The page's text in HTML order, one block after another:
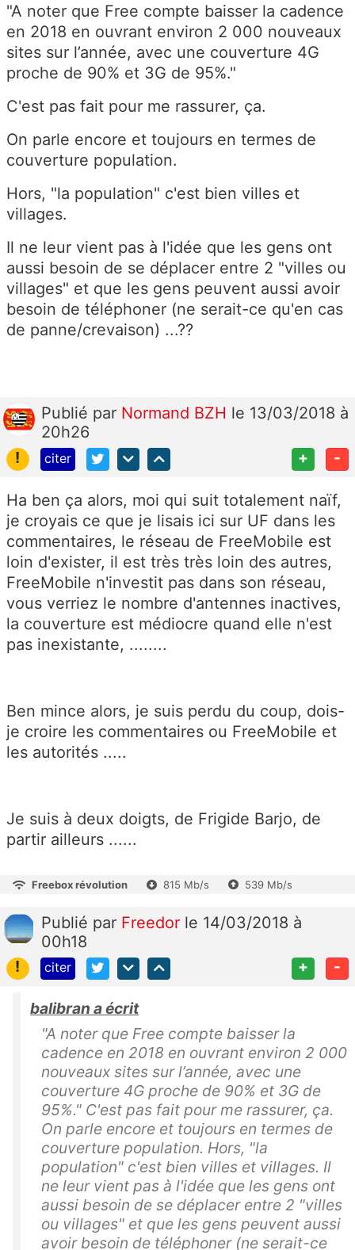
"A noter que Free compte baisser la cadence
en 2018 en ouvrant environ 2 000 nouveaux
sites sur l’année, avec une couverture 4G
proche de 90% et 3G de 95%."
C'est pas fait pour me rassurer, ça.
On parle encore et toujours en termes de
couverture population.
Hors, "la population" c'est bien villes et
villages.
Il ne leur vient pas à l'idée que les gens ont
aussi besoin de se déplacer entre 2 "villes ou
villages" et que les gens peuvent aussi avoir
besoin de téléphoner (ne serait-ce qu'en cas
de panne/crevaison) ...??
Publié par Normand BZH le 13/03/2018 à
20h26
!
citer + -
Ha ben ça alors, moi qui suit totalement naïf,
je croyais ce que je lisais ici sur UF dans les
commentaires, le réseau de FreeMobile est
loin d'exister, il est très très loin des autres,
FreeMobile n'investit pas dans son réseau,
vous verriez le nombre d'antennes inactives,
la couverture est médiocre quand elle n'est
pas inexistante, ........
Ben mince alors, je suis perdu du coup, dois-
je croire les commentaires ou FreeMobile et
les autorités .....
Je suis à deux doigts, de Frigide Barjo, de
partir ailleurs ......
Freebox révolution 815 Mb/s 539 Mb/s
Publié par Freedor le 14/03/2018 à
00h18
!
citer + -
balibran a écrit
"A noter que Free compte baisser la
cadence en 2018 en ouvrant environ 2 000
nouveaux sites sur l’année, avec une
couverture 4G proche de 90% et 3G de
95%." C'est pas fait pour me rassurer, ça.
On parle encore et toujours en termes de
couverture population. Hors, "la
population" c'est bien villes et villages. Il
ne leur vient pas à l'idée que les gens ont
aussi besoin de se déplacer entre 2 "villes
ou villages" et que les gens peuvent aussi
avoir besoin de téléphoner (ne serait-ce